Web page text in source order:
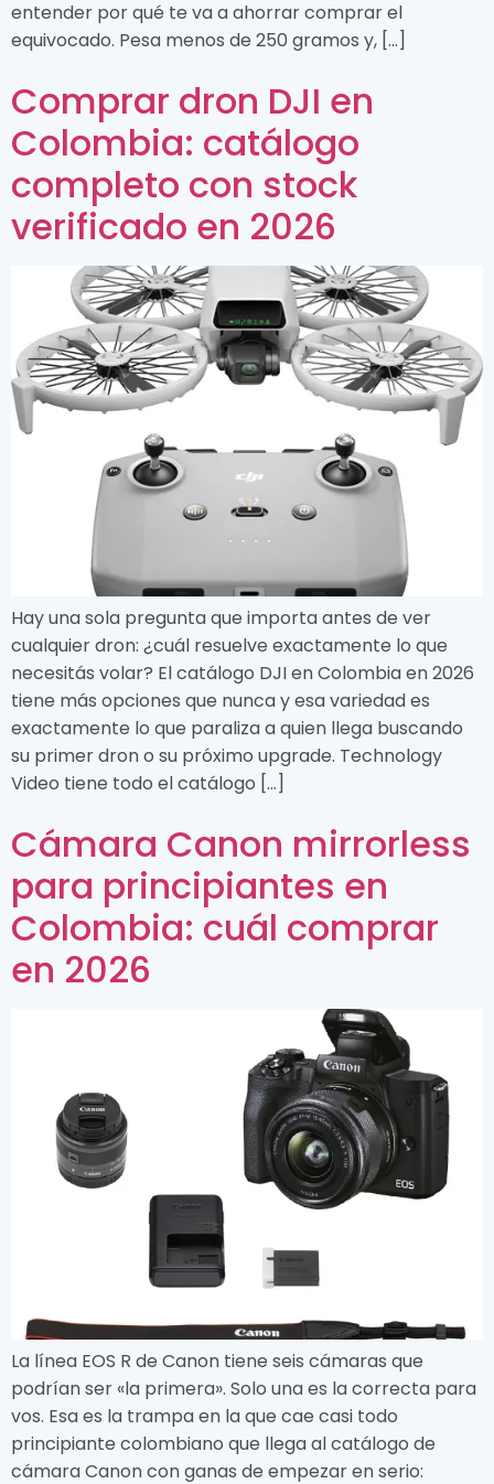
entender por qué te va a ahorrar comprar el
equivocado. Pesa menos de 250 gramos y, […]
Comprar dron DJI en
Colombia: catálogo
completo con stock
verificado en 2026
Hay una sola pregunta que importa antes de ver
cualquier dron: ¿cuál resuelve exactamente lo que
necesitás volar? El catálogo DJI en Colombia en 2026
tiene más opciones que nunca y esa variedad es
exactamente lo que paraliza a quien llega buscando
su primer dron o su próximo upgrade. Technology
Video tiene todo el catálogo […]
Cámara Canon mirrorless
para principiantes en
Colombia: cuál comprar
en 2026
La línea EOS R de Canon tiene seis cámaras que
podrían ser «la primera». Solo una es la correcta para
vos. Esa es la trampa en la que cae casi todo
principiante colombiano que llega al catálogo de
cámara Canon con ganas de empezar en serio: